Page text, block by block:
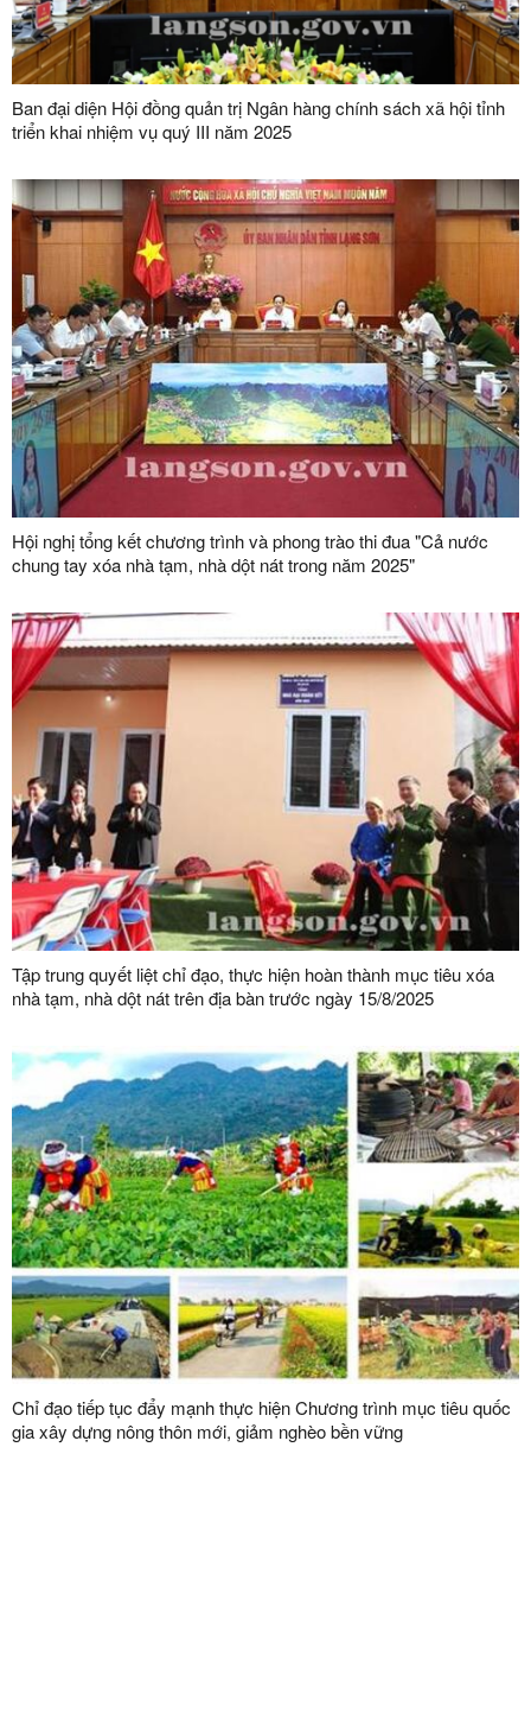
Ban đại diện Hội đồng quản trị Ngân hàng chính sách xã hội tỉnh
triển khai nhiệm vụ quý III năm 2025
Hội nghị tổng kết chương trình và phong trào thi đua "Cả nước
chung tay xóa nhà tạm, nhà dột nát trong năm 2025"
Tập trung quyết liệt chỉ đạo, thực hiện hoàn thành mục tiêu xóa
nhà tạm, nhà dột nát trên địa bàn trước ngày 15/8/2025
Chỉ đạo tiếp tục đẩy mạnh thực hiện Chương trình mục tiêu quốc
gia xây dựng nông thôn mới, giảm nghèo bền vững